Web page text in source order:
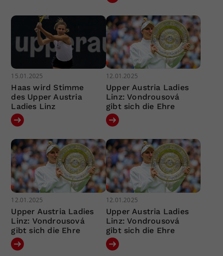
15.01.2025
Haas wird Stimme
des Upper Austria
Ladies Linz
12.01.2025
Upper Austria Ladies
Linz: Vondrousová
gibt sich die Ehre
12.01.2025
Upper Austria Ladies
Linz: Vondrousová
gibt sich die Ehre
12.01.2025
Upper Austria Ladies
Linz: Vondrousová
gibt sich die Ehre